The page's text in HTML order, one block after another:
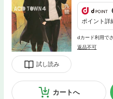
試し読み
ポイント詳
dカード利用で
返品不可
カートへ